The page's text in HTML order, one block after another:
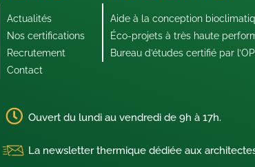
Actualités
Nos certifications
Recrutement
Contact
Aide à la conception
Éco-projets à très haute
Bureau d’études certifié par
Ouvert du lundi au vendredi de 9h à 17h.
La newsletter thermique dédiée aux architectes